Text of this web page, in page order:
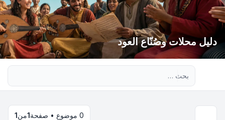
دليل محلات وصُنّاع العود
0 موضوع • صفحة 1من1